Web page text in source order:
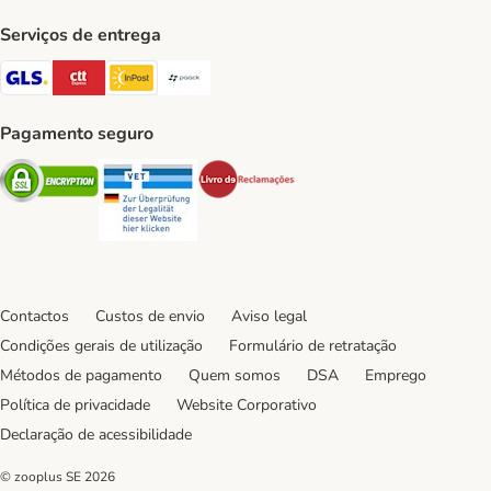
Serviços de entrega
GLS Shipping Method
CTTExpress Shipping Method
InPost Shipping Method
Pagamento seguro
Security Security
Contactos Custos de envio
Aviso legal
Condições gerais de utilização
Formulário de retratação
Métodos de pagamento
Quem somos DSA
Emprego
Política de privacidade
Website Corporativo
Declaração de acessibilidade
© zooplus SE 2026